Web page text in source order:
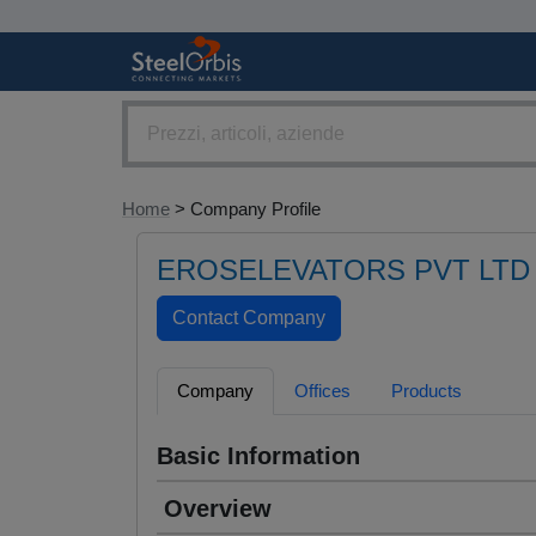
Home > Company Profile
EROSELEVATORS PVT LTD
Company Offices Products
Basic Information
Overview